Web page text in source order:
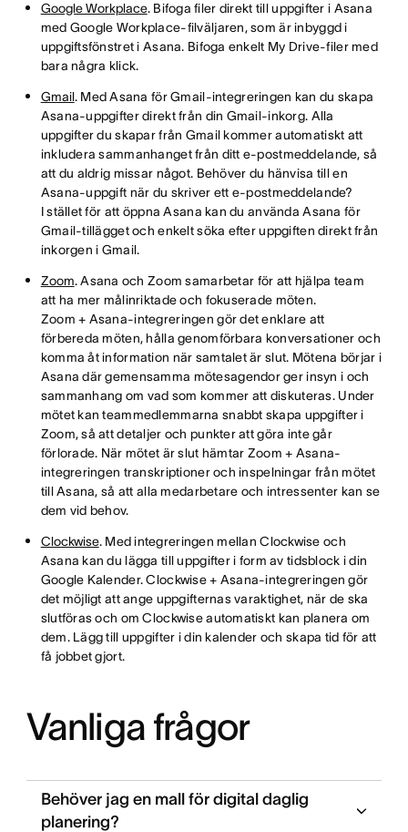
Google Workplace. Bifoga filer direkt till uppgifter i Asana
med Google Workplace-filväljaren, som är inbyggd i
uppgiftsfönstret i Asana. Bifoga enkelt My Drive-filer med
bara några klick.
Gmail. Med Asana för Gmail-integreringen kan du skapa
Asana-uppgifter direkt från din Gmail-inkorg. Alla
uppgifter du skapar från Gmail kommer automatiskt att
inkludera sammanhanget från ditt e-postmeddelande, så
att du aldrig missar något. Behöver du hänvisa till en
Asana-uppgift när du skriver ett e-postmeddelande?
I stället för att öppna Asana kan du använda Asana för
Gmail-tillägget och enkelt söka efter uppgiften direkt från
inkorgen i Gmail.
Zoom. Asana och Zoom samarbetar för att hjälpa team
att ha mer målinriktade och fokuserade möten.
Zoom + Asana-integreringen gör det enklare att
förbereda möten, hålla genomförbara konversationer och
komma åt information när samtalet är slut. Mötena börjar i
Asana där gemensamma mötesagendor ger insyn i och
sammanhang om vad som kommer att diskuteras. Under
mötet kan teammedlemmarna snabbt skapa uppgifter i
Zoom, så att detaljer och punkter att göra inte går
förlorade. När mötet är slut hämtar Zoom + Asana-
integreringen transkriptioner och inspelningar från mötet
till Asana, så att alla medarbetare och intressenter kan se
dem vid behov.
Clockwise. Med integreringen mellan Clockwise och
Asana kan du lägga till uppgifter i form av tidsblock i din
Google Kalender. Clockwise + Asana-integreringen gör
det möjligt att ange uppgifternas varaktighet, när de ska
slutföras och om Clockwise automatiskt kan planera om
dem. Lägg till uppgifter i din kalender och skapa tid för att
få jobbet gjort.
Vanliga frågor
Behöver jag en mall för digital daglig
planering?